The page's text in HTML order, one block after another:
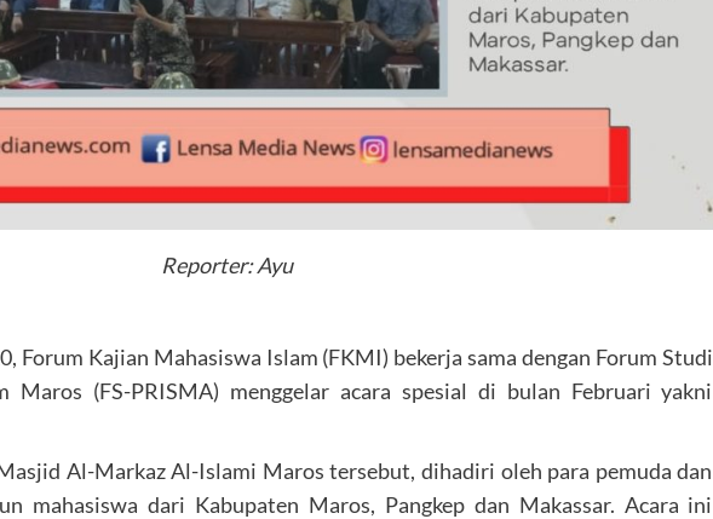
Reporter: Ayu
Forum Kajian Mahasiswa Islam (FKMI) bekerja sama dengan Forum Studi
Maros (FS-PRISMA) menggelar acara spesial di bulan Februari yakni
Al-Markaz Al-Islami Maros tersebut, dihadiri oleh para pemuda dan
mahasiswa dari Kabupaten Maros, Pangkep dan Makassar. Acara ini